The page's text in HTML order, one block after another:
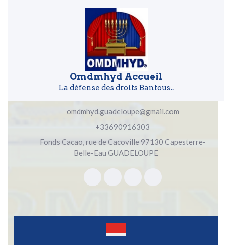
Omdmhyd Accueil
La défense des droits Bantous..
omdmhyd.guadeloupe@gmail.com
+33690916303
Fonds Cacao, rue de Cacoville 97130 Capesterre-
Belle-Eau GUADELOUPE